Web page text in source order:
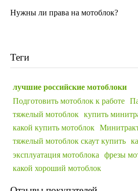
Нужны ли права на мотоблок?
Теги
лучшие российские мотоблоки
Подготовить мотоблок к работе
тяжелый мотоблок
купить
какой купить мотоблок
тяжелый мотоблок скаут купить
эксплуатация мотоблока
фрезы
какой хороший мотоблок